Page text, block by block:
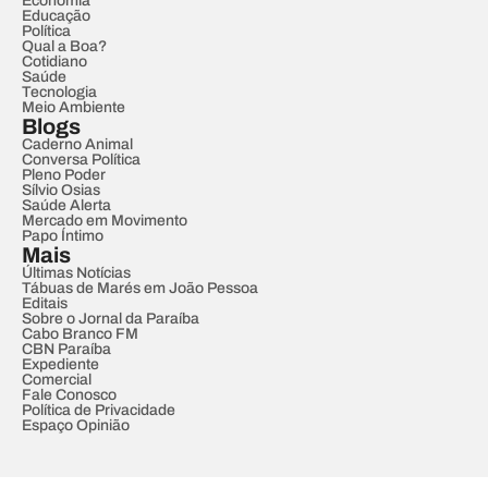
Educação
Política
Qual a Boa?
Cotidiano
Saúde
Tecnologia
Meio Ambiente
Blogs
Caderno Animal
Conversa Política
Pleno Poder
Sílvio Osias
Saúde Alerta
Mercado em Movimento
Papo Íntimo
Mais
Últimas Notícias
Tábuas de Marés em João Pessoa
Editais
Sobre o Jornal da Paraíba
Cabo Branco FM
CBN Paraíba
Expediente
Comercial
Fale Conosco
Política de Privacidade
Espaço Opinião